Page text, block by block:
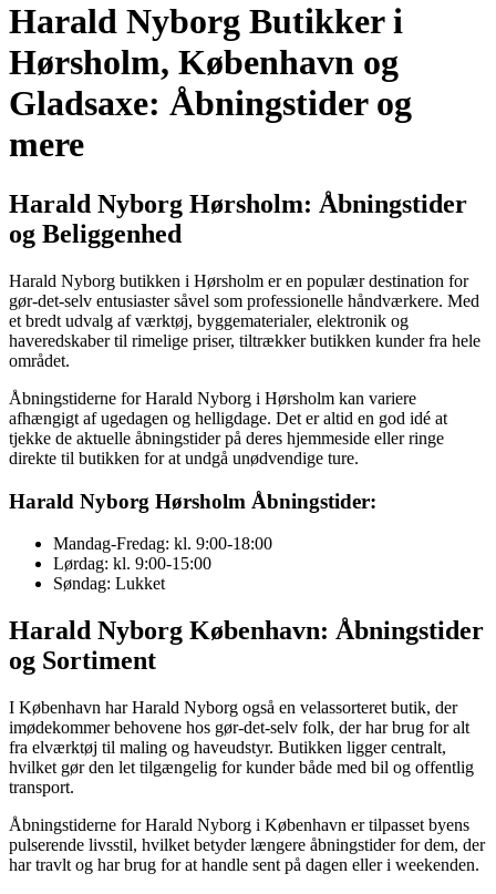
Harald Nyborg Butikker i
Hørsholm, København og
Gladsaxe: Åbningstider og
mere
Harald Nyborg Hørsholm: Åbningstider
og Beliggenhed
Harald Nyborg butikken i Hørsholm er en populær destination for
gør-det-selv entusiaster såvel som professionelle håndværkere. Med
et bredt udvalg af værktøj, byggematerialer, elektronik og
haveredskaber til rimelige priser, tiltrækker butikken kunder fra hele
området.
Åbningstiderne for Harald Nyborg i Hørsholm kan variere
afhængigt af ugedagen og helligdage. Det er altid en god idé at
tjekke de aktuelle åbningstider på deres hjemmeside eller ringe
direkte til butikken for at undgå unødvendige ture.
Harald Nyborg Hørsholm Åbningstider:
Mandag-Fredag: kl. 9:00-18:00
Lørdag: kl. 9:00-15:00
Søndag: Lukket
Harald Nyborg København: Åbningstider
og Sortiment
I København har Harald Nyborg også en velassorteret butik, der
imødekommer behovene hos gør-det-selv folk, der har brug for alt
fra elværktøj til maling og haveudstyr. Butikken ligger centralt,
hvilket gør den let tilgængelig for kunder både med bil og offentlig
transport.
Åbningstiderne for Harald Nyborg i København er tilpasset byens
pulserende livsstil, hvilket betyder længere åbningstider for dem, der
har travlt og har brug for at handle sent på dagen eller i weekenden.